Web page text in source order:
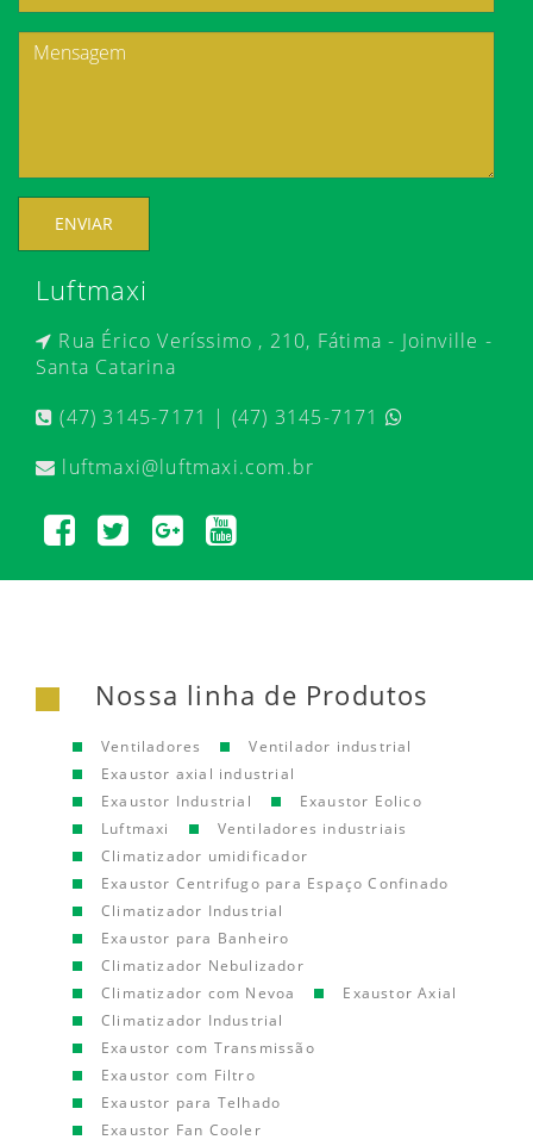
ENVIAR
Luftmaxi
Rua Érico Veríssimo , 210, Fátima - Joinville -
Santa Catarina
(47) 3145-7171 | (47) 3145-7171
luftmaxi@luftmaxi.com.br
Nossa linha de Produtos
Ventiladores
Ventilador industrial
Exaustor axial industrial
Exaustor Industrial
Exaustor Eolico
Luftmaxi
Ventiladores industriais
Climatizador umidificador
Exaustor Centrifugo para Espaço Confinado
Climatizador Industrial
Exaustor para Banheiro
Climatizador Nebulizador
Climatizador com Nevoa
Exaustor Axial
Climatizador Industrial
Exaustor com Transmissão
Exaustor com Filtro
Exaustor para Telhado
Exaustor Fan Cooler